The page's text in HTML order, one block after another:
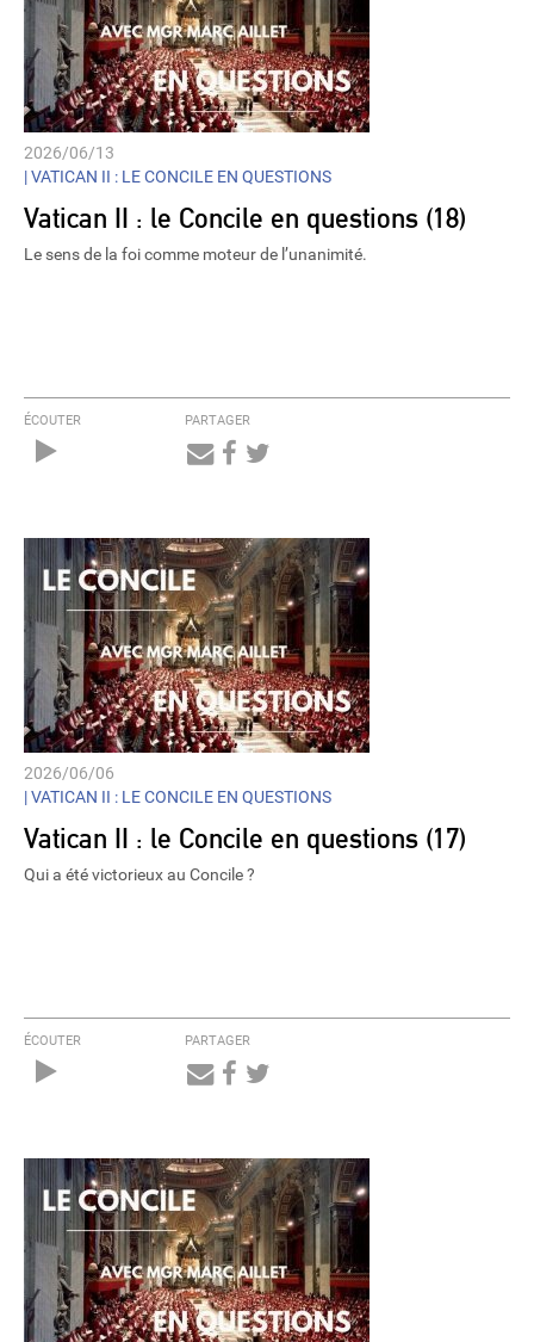
2026/06/13
|VATICAN II : LE CONCILE EN QUESTIONS
Vatican II : le Concile en questions (18)
Le sens de la foi comme moteur de l’unanimité.
ÉCOUTER PARTAGER
2026/06/06
|VATICAN II : LE CONCILE EN QUESTIONS
Vatican II : le Concile en questions (17)
Qui a été victorieux au Concile ?
ÉCOUTER PARTAGER